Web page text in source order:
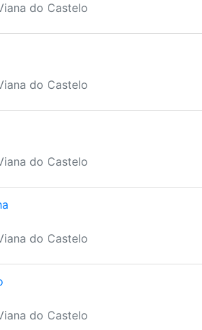
do Castelo
do Castelo
do Castelo
do Castelo
do Castelo